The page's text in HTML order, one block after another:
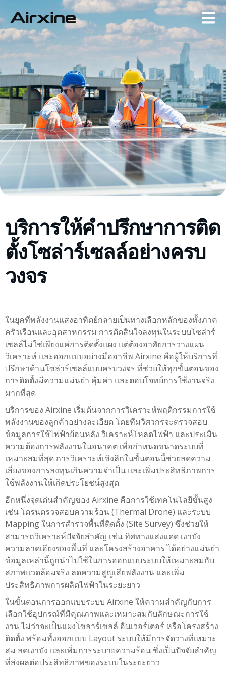
บริการให้คำปรึกษาการติด
ตั้งโซล่าร์เซลล์อย่างครบ
วงจร
ในยุคที่พลังงานแสงอาทิตย์กลายเป็นทางเลือกหลักของทั้งภาค
ครัวเรือนและอุตสาหกรรม การตัดสินใจลงทุนในระบบโซล่าร์
เซลล์ไม่ใช่เพียงแค่การติดตั้งแผง แต่ต้องอาศัยการวางแผน
วิเคราะห์ และออกแบบอย่างมืออาชีพ Airxine คือผู้ให้บริการที่
ปรึกษาด้านโซล่าร์เซลล์แบบครบวงจร ที่ช่วยให้ทุกขั้นตอนของ
การติดตั้งมีความแม่นยำ คุ้มค่า และตอบโจทย์การใช้งานจริง
มากที่สุด
บริการของ Airxine เริ่มต้นจากการวิเคราะห์พฤติกรรมการใช้
พลังงานของลูกค้าอย่างละเอียด โดยทีมวิศวกรจะตรวจสอบ
ข้อมูลการใช้ไฟฟ้าย้อนหลัง วิเคราะห์โหลดไฟฟ้า และประเมิน
ความต้องการพลังงานในอนาคต เพื่อกำหนดขนาดระบบที่
เหมาะสมที่สุด การวิเคราะห์เชิงลึกในขั้นตอนนี้ช่วยลดความ
เสี่ยงของการลงทุนเกินความจำเป็น และเพิ่มประสิทธิภาพการ
ใช้พลังงานให้เกิดประโยชน์สูงสุด
อีกหนึ่งจุดเด่นสำคัญของ Airxine คือการใช้เทคโนโลยีขั้นสูง
เช่น โดรนตรวจสอบความร้อน (Thermal Drone) และระบบ
Mapping ในการสำรวจพื้นที่ติดตั้ง (Site Survey) ซึ่งช่วยให้
สามารถวิเคราะห์ปัจจัยสำคัญ เช่น ทิศทางแสงแดด เงาบัง
ความลาดเอียงของพื้นที่ และโครงสร้างอาคาร ได้อย่างแม่นยำ
ข้อมูลเหล่านี้ถูกนำไปใช้ในการออกแบบระบบให้เหมาะสมกับ
สภาพแวดล้อมจริง ลดความสูญเสียพลังงาน และเพิ่ม
ประสิทธิภาพการผลิตไฟฟ้าในระยะยาว
ในขั้นตอนการออกแบบระบบ Airxine ให้ความสำคัญกับการ
เลือกใช้อุปกรณ์ที่มีคุณภาพและเหมาะสมกับลักษณะการใช้
งาน ไม่ว่าจะเป็นแผงโซลาร์เซลล์ อินเวอร์เตอร์ หรือโครงสร้าง
ติดตั้ง พร้อมทั้งออกแบบ Layout ระบบให้มีการจัดวางที่เหมาะ
สม ลดเงาบัง และเพิ่มการระบายความร้อน ซึ่งเป็นปัจจัยสำคัญ
ที่ส่งผลต่อประสิทธิภาพของระบบในระยะยาว